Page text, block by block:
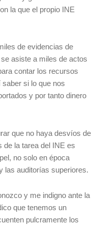
la que el propio INE
de evidencias de
asiste a miles de actos
contar los recursos
si lo que nos
y por tanto dinero
que no haya desvíos de
de la tarea del INE es
no solo en época
las auditorías superiores.
y me indigno ante la
que tenemos un
pulcramente los